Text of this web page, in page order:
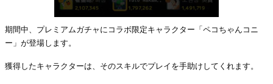
期間中、プレミアムガチャにコラボ限定キャラクター「ペコちゃんコニ
ー」が登場します。
獲得したキャラクターは、そのスキルでプレイを手助けしてくれます。